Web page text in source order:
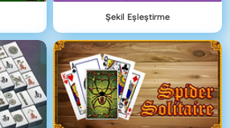
Şekil Eşleştirme